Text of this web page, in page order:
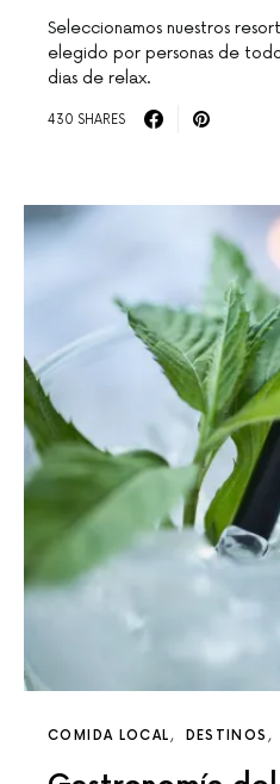
Seleccionamos nuestros
elegido por personas de
dias de relax.
430 SHARES
COMIDA LOCAL DESTINOS